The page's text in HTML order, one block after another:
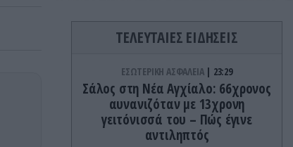
ΤΕΛΕΥΤΑΙΕΣ ΕΙΔΗΣΕΙΣ
ΕΣΩΤΕΡΙΚΗ ΑΣΦΑΛΕΙΑ 23:29
Σάλος στη Νέα Αγχίαλο: 66χρονος
αυνανιζόταν με 13χρονη
γειτόνισσά του – Πώς έγινε
αντιληπτός